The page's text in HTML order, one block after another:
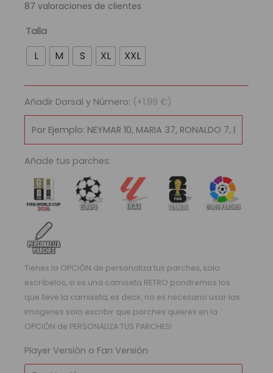
era:
es:
87 valoraciones de clientes
Talla
L M S XL XXL
Añadir Dorsal y Número: (+1,99 €)
Añade tus parches:
Tienes la OPCIÓN de personaliza tus parches, solo
escríbelos, si es una camiseta RETRO pondremos los
que lleve la camiseta, es decir, no es necesario usar las
imagenes solo escribir que parches quieres en la
OPCIÓN de PERSONALIZA TUS PARCHES!
Player Versión o Fan Versión
Camiseta
Retro
Selección
1986
|
Local
cantidad